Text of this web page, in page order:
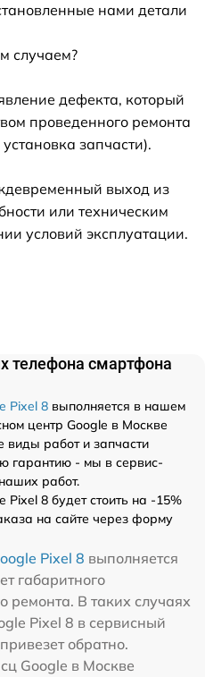
нами детали
случаем?
дефекта, который
проведенного ремонта
запчасти).
выход из
или техническим
условий эксплуатации.
телефона смартфона
Pixel 8 выполняется в нашем
центр Google в Москве
работ и запчасти
гарантию - мы в сервис-
работ.
Pixel 8 будет стоить на -15%
на сайте через форму
Pixel 8 выполняется
габаритного
ремонта. В таких случаях
Pixel 8 в сервисный
обратно.
Google в Москве